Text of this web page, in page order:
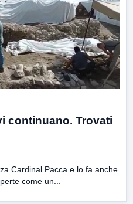
continuano. Trovati
Cardinal Pacca e lo fa anche
come un...